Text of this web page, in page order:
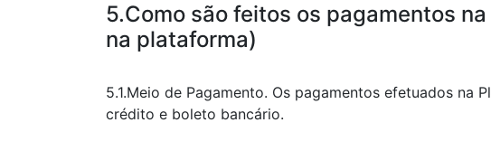
5.Como são feitos os pagamentos
na plataforma)
5.1.Meio de Pagamento. Os pagamentos efetuados
crédito e boleto bancário.